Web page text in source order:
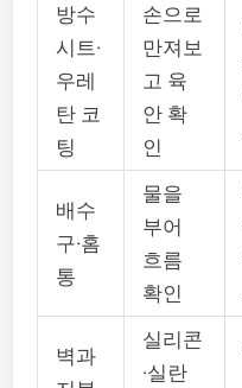
방수
시트·
우레
탄 코
팅
손으로
만져보
고 육
안 확
인
배수
구·홈
통
물을
부어
흐름
확인
벽과
실리콘
·실란